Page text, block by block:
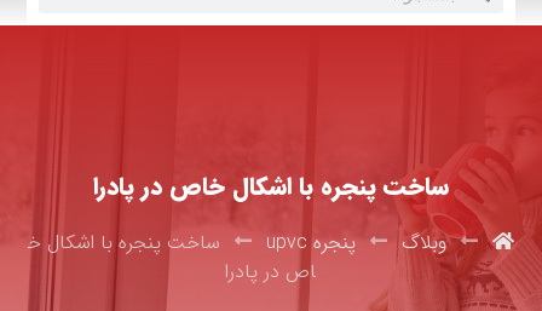
ساخت پنجره با اشکال خاص در پادرا
وبلاگ پنجره upvc
ساخت پنجره با اشکال خ
اص در پادرا